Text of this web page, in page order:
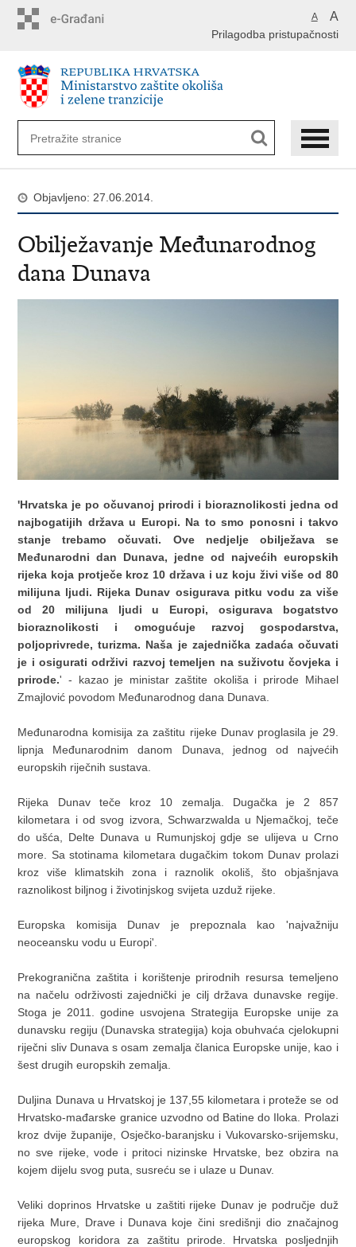
A A
Prilagodba pristupačnosti
Objavljeno: 27.06.2014.
Obilježavanje Međunarodnog
dana Dunava
'Hrvatska je po očuvanoj prirodi i bioraznolikosti jedna od
najbogatijih država u Europi. Na to smo ponosni i takvo
stanje trebamo očuvati. Ove nedjelje obilježava se
Međunarodni dan Dunava, jedne od najvećih europskih
rijeka koja protječe kroz 10 država i uz koju živi više od 80
milijuna ljudi. Rijeka Dunav osigurava pitku vodu za više
od 20 milijuna ljudi u Europi, osigurava bogatstvo
bioraznolikosti i omogućuje razvoj gospodarstva,
poljoprivrede, turizma. Naša je zajednička zadaća očuvati
je i osigurati održivi razvoj temeljen na suživotu čovjeka i
prirode.' - kazao je ministar zaštite okoliša i prirode Mihael
Zmajlović povodom Međunarodnog dana Dunava.
Međunarodna komisija za zaštitu rijeke Dunav proglasila je 29.
lipnja Međunarodnim danom Dunava, jednog od najvećih
europskih riječnih sustava.
Rijeka Dunav teče kroz 10 zemalja. Dugačka je 2 857
kilometara i od svog izvora, Schwarzwalda u Njemačkoj, teče
do ušća, Delte Dunava u Rumunjskoj gdje se ulijeva u Crno
more. Sa stotinama kilometara dugačkim tokom Dunav prolazi
kroz više klimatskih zona i raznolik okoliš, što objašnjava
raznolikost biljnog i životinjskog svijeta uzduž rijeke.
Europska komisija Dunav je prepoznala kao 'najvažniju
neoceansku vodu u Europi'.
Prekogranična zaštita i korištenje prirodnih resursa temeljeno
na načelu održivosti zajednički je cilj država dunavske regije.
Stoga je 2011. godine usvojena Strategija Europske unije za
dunavsku regiju (Dunavska strategija) koja obuhvaća cjelokupni
riječni sliv Dunava s osam zemalja članica Europske unije, kao i
šest drugih europskih zemalja.
Duljina Dunava u Hrvatskoj je 137,55 kilometara i proteže se od
Hrvatsko-mađarske granice uzvodno od Batine do Iloka. Prolazi
kroz dvije županije, Osječko-baranjsku i Vukovarsko-srijemsku,
no sve rijeke, vode i pritoci nizinske Hrvatske, bez obzira na
kojem dijelu svog puta, susreću se i ulaze u Dunav.
Veliki doprinos Hrvatske u zaštiti rijeke Dunav je područje duž
rijeka Mure, Drave i Dunava koje čini središnji dio značajnog
europskog koridora za zaštitu prirode. Hrvatska posljednjih